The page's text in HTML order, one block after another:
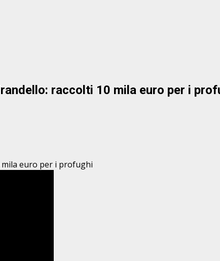
raccolti 10 mila euro per i
mila euro per i profughi